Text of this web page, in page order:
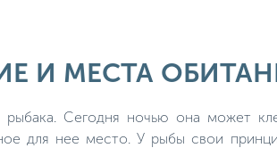
И МЕСТА
рыбака. Сегодня ночью она может
для нее место. У рыбы свои